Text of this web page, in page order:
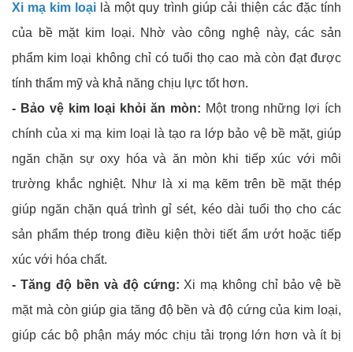
Xi mạ kim loại là một quy trình giúp cải thiện các đặc tính
của bề mặt kim loại. Nhờ vào công nghệ này, các sản
phẩm kim loại không chỉ có tuổi thọ cao mà còn đạt được
tính thẩm mỹ và khả năng chịu lực tốt hơn.
- Bảo vệ kim loại khỏi ăn mòn: Một trong những lợi ích
chính của xi mạ kim loại là tạo ra lớp bảo vệ bề mặt, giúp
ngăn chặn sự oxy hóa và ăn mòn khi tiếp xúc với môi
trường khắc nghiệt. Như là xi mạ kẽm trên bề mặt thép
giúp ngăn chặn quá trình gỉ sét, kéo dài tuổi thọ cho các
sản phẩm thép trong điều kiện thời tiết ẩm ướt hoặc tiếp
xúc với hóa chất.
- Tăng độ bền và độ cứng: Xi mạ không chỉ bảo vệ bề
mặt mà còn giúp gia tăng độ bền và độ cứng của kim loại,
giúp các bộ phận máy móc chịu tải trọng lớn hơn và ít bị